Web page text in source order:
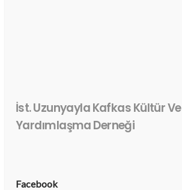
İst. Uzunyayla Kafkas Kültür Ve
Yardımlaşma Derneği
Facebook